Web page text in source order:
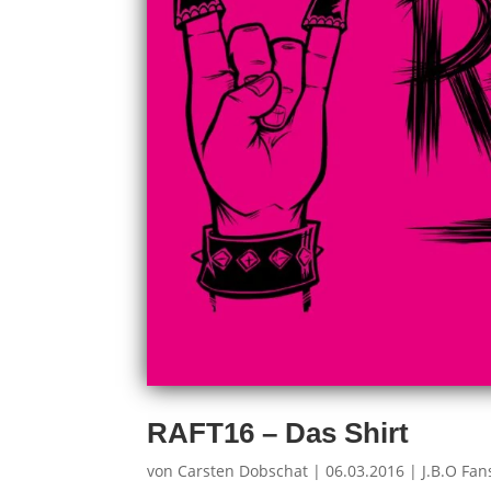
RAFT16 – Das Shirt
von Carsten Dobschat |06.03.2016 | J.B.O